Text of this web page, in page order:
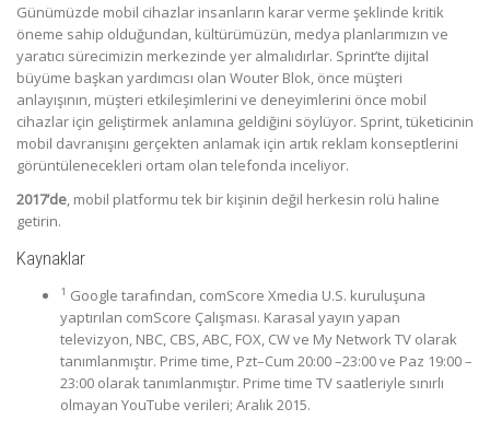
Günümüzde mobil cihazlar insanların karar verme şeklinde kritik
öneme sahip olduğundan, kültürümüzün, medya planlarımızın ve
yaratıcı sürecimizin merkezinde yer almalıdırlar. Sprint’te dijital
büyüme başkan yardımcısı olan Wouter Blok, önce müşteri
anlayışının, müşteri etkileşimlerini ve deneyimlerini önce mobil
cihazlar için geliştirmek anlamına geldiğini söylüyor. Sprint, tüketicinin
mobil davranışını gerçekten anlamak için artık reklam konseptlerini
görüntülenecekleri ortam olan telefonda inceliyor.
2017’de, mobil platformu tek bir kişinin değil herkesin rolü haline
getirin.
Kaynaklar
1 Google tarafından, comScore Xmedia U.S. kuruluşuna
yaptırılan comScore Çalışması. Karasal yayın yapan
televizyon, NBC, CBS, ABC, FOX, CW ve My Network TV olarak
tanımlanmıştır. Prime time, Pzt–Cum 20:00 –23:00 ve Paz 19:00 –
23:00 olarak tanımlanmıştır. Prime time TV saatleriyle sınırlı
olmayan YouTube verileri; Aralık 2015.